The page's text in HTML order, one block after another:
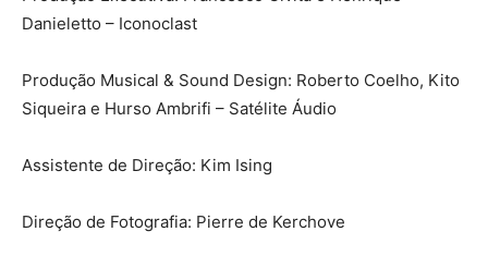
Danieletto – Iconoclast
Produção Musical & Sound Design: Roberto Coelho, Kito
Siqueira e Hurso Ambrifi – Satélite Áudio
Assistente de Direção: Kim Ising
Direção de Fotografia: Pierre de Kerchove